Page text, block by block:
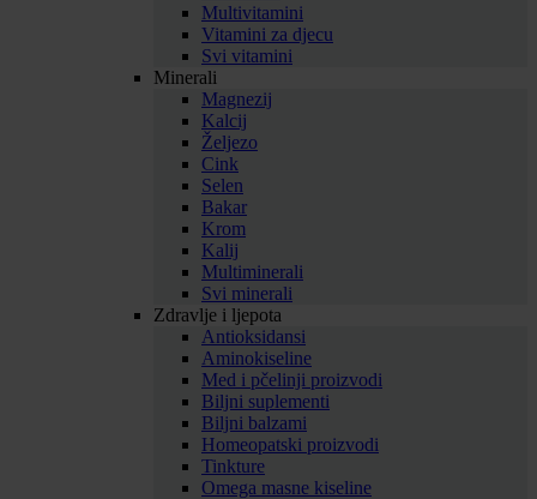
Multivitamini
Vitamini za djecu
Svi vitamini
Minerali
Magnezij
Kalcij
Željezo
Cink
Selen
Bakar
Krom
Kalij
Multiminerali
Svi minerali
Zdravlje i ljepota
Antioksidansi
Aminokiseline
Med i pčelinji proizvodi
Biljni suplementi
Biljni balzami
Homeopatski proizvodi
Tinkture
Omega masne kiseline